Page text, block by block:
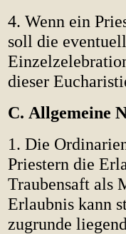
4. Wenn ein
soll die
dieser
C. Allgemeine
1. Die
Priestern die
Traubensaft als
Erlaubnis kann
zugrunde